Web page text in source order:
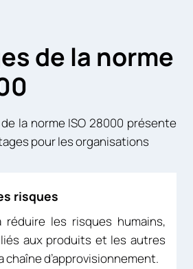
de la norme
la norme ISO 28000 présente
pour les organisations
risques
réduire les risques humains,
aux produits et les autres
chaîne d’approvisionnement.